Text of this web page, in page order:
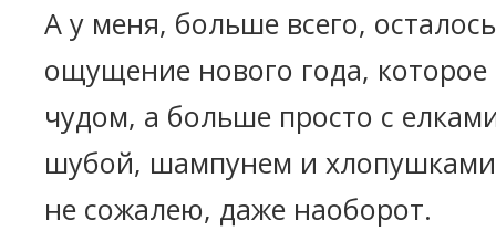
А у меня, больше всего,
ощущение нового года, которое
чудом, а больше просто с
шубой, шампунем и
не сожалею, даже наоборот.